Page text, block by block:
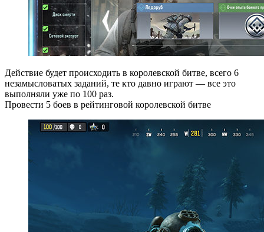
Действие будет происходить в королевской битве, всего 6
незамысловатых заданий, те кто давно играют — все это
выполняли уже по 100 раз.
Провести 5 боев в рейтинговой королевской битве